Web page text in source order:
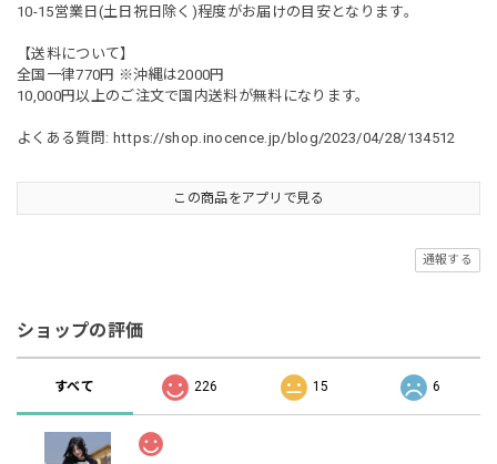
10-15営業日(土日祝日除く)程度がお届けの目安となります。
【送料について】
全国一律770円 ※沖縄は2000円
10,000円以上のご注文で国内送料が無料になります。
よくある質問: https://shop.inocence.jp/blog/2023/04/28/134512
この商品をアプリで見る
通報する
ショップの評価
すべて 226 15 6